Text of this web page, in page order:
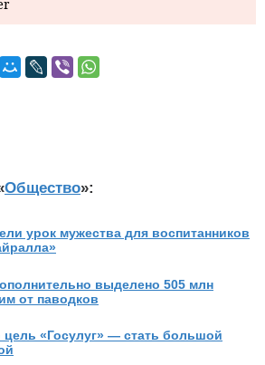
Общество»:
урок мужества для воспитанников
выделено 505 млн
от паводков
цель «Госулуг» — стать большой